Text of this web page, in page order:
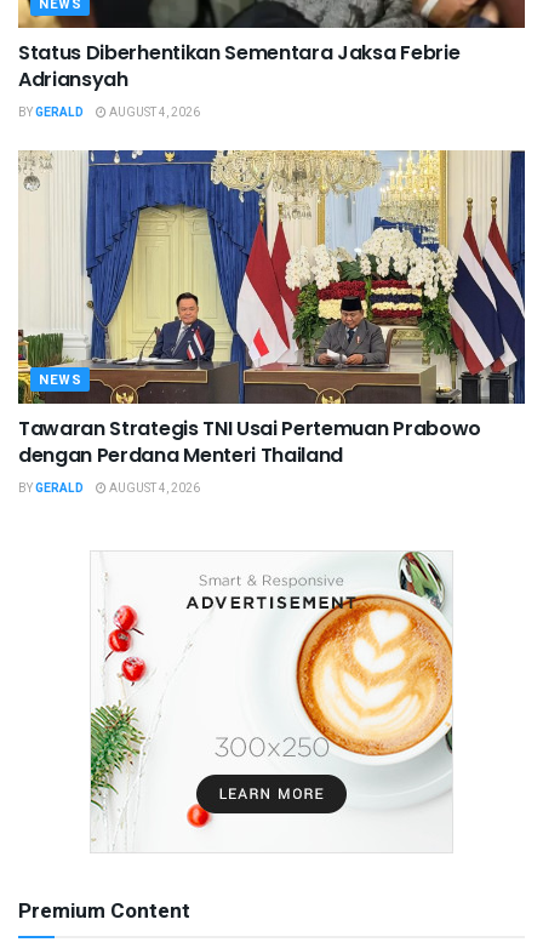
Status Diberhentikan Sementara Jaksa Febrie
Adriansyah
BYGERALD AUGUST 4, 2026
NEWS
Tawaran Strategis TNI Usai Pertemuan Prabowo
dengan Perdana Menteri Thailand
BYGERALD AUGUST 4, 2026
Premium Content